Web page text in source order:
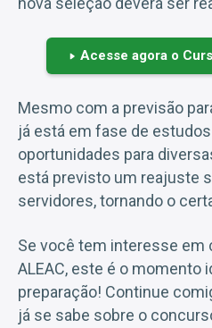
Acesse agora o
Mesmo com a previsão
já está em fase de
oportunidades para
está previsto um reajuste
servidores, tornando o
Se você tem interesse em
ALEAC, este é o momento
preparação! Continue
já se sabe sobre o